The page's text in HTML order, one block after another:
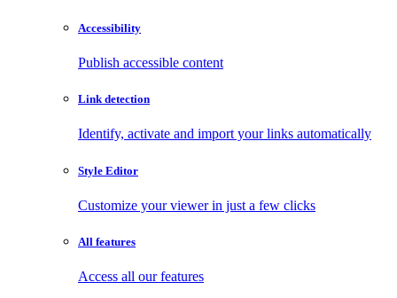
Accessibility
Publish accessible content
Link detection
Identify, activate and import your links automatically
Style Editor
Customize your viewer in just a few clicks
All features
Access all our features